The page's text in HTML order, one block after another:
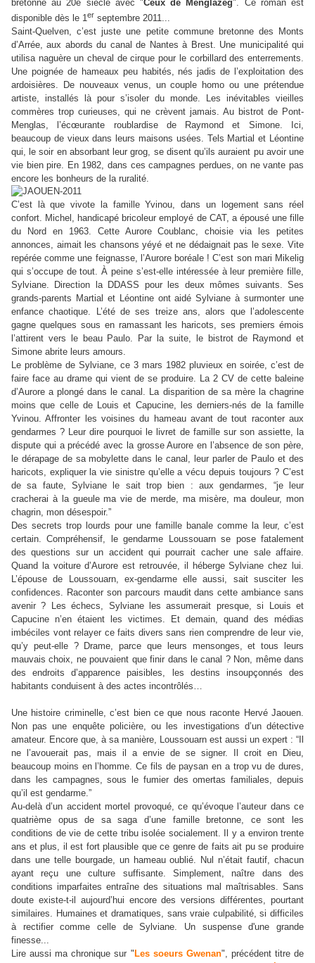
bretonne au 20e siècle avec "Ceux de Menglazeg". Ce roman est
disponible dès le 1er septembre 2011...
Saint-Quelven, c’est juste une petite commune bretonne des Monts
d’Arrée, aux abords du canal de Nantes à Brest. Une municipalité qui
utilisa naguère un cheval de cirque pour le corbillard des enterrements.
Une poignée de hameaux peu habités, nés jadis de l’exploitation des
ardoisières. De nouveaux venus, un couple homo ou une prétendue
artiste, installés là pour s’isoler du monde. Les inévitables vieilles
commères trop curieuses, qui ne crèvent jamais. Au bistrot de Pont-
Menglas, l’écœurante roublardise de Raymond et Simone. Ici,
beaucoup de vieux dans leurs maisons usées. Tels Martial et Léontine
qui, le soir en absorbant leur grog, se disent qu’ils auraient pu avoir une
vie bien pire. En 1982, dans ces campagnes perdues, on ne vante pas
encore les bonheurs de la ruralité.
C’est là que vivote la famille Yvinou, dans un logement sans réel
confort. Michel, handicapé bricoleur employé de CAT, a épousé une fille
du Nord en 1963. Cette Aurore Coublanc, choisie via les petites
annonces, aimait les chansons yéyé et ne dédaignait pas le sexe. Vite
repérée comme une feignasse, l’Aurore boréale ! C’est son mari Mikelig
qui s’occupe de tout. À peine s’est-elle intéressée à leur première fille,
Sylviane. Direction la DDASS pour les deux mômes suivants. Ses
grands-parents Martial et Léontine ont aidé Sylviane à surmonter une
enfance chaotique. L’été de ses treize ans, alors que l’adolescente
gagne quelques sous en ramassant les haricots, ses premiers émois
l’attirent vers le beau Paulo. Par la suite, le bistrot de Raymond et
Simone abrite leurs amours.
Le problème de Sylviane, ce 3 mars 1982 pluvieux en soirée, c’est de
faire face au drame qui vient de se produire. La 2 CV de cette baleine
d’Aurore a plongé dans le canal. La disparition de sa mère la chagrine
moins que celle de Louis et Capucine, les derniers-nés de la famille
Yvinou. Affronter les voisines du hameau avant de tout raconter aux
gendarmes ? Leur dire pourquoi le livret de famille sur son assiette, la
dispute qui a précédé avec la grosse Aurore en l’absence de son père,
le dérapage de sa mobylette dans le canal, leur parler de Paulo et des
haricots, expliquer la vie sinistre qu’elle a vécu depuis toujours ? C’est
de sa faute, Sylviane le sait trop bien : aux gendarmes, “je leur
cracherai à la gueule ma vie de merde, ma misère, ma douleur, mon
chagrin, mon désespoir. ”
Des secrets trop lourds pour une famille banale comme la leur, c’est
certain. Compréhensif, le gendarme Loussouarn se pose fatalement
des questions sur un accident qui pourrait cacher une sale affaire.
Quand la voiture d’Aurore est retrouvée, il héberge Sylviane chez lui.
L’épouse de Loussouarn, ex-gendarme elle aussi, sait susciter les
confidences. Raconter son parcours maudit dans cette ambiance sans
avenir ? Les échecs, Sylviane les assumerait presque, si Louis et
Capucine n’en étaient les victimes. Et demain, quand des médias
imbéciles vont relayer ce faits divers sans rien comprendre de leur vie,
qu’y peut-elle ? Drame, parce que leurs mensonges, et tous leurs
mauvais choix, ne pouvaient que finir dans le canal ? Non, même dans
des endroits d’apparence paisibles, les destins insoupçonnés des
habitants conduisent à des actes incontrôlés…
Une histoire criminelle, c’est bien ce que nous raconte Hervé Jaouen.
Non pas une enquête policière, ou les investigations d’un détective
amateur. Encore que, à sa manière, Loussouarn est aussi un expert : “Il
ne l’avouerait pas, mais il a envie de se signer. Il croit en Dieu,
beaucoup moins en l’homme. Ce fils de paysan en a trop vu de dures,
dans les campagnes, sous le fumier des omertas familiales, depuis
qu’il est gendarme. ”
Au-delà d’un accident mortel provoqué, ce qu’évoque l’auteur dans ce
quatrième opus de sa saga d’une famille bretonne, ce sont les
conditions de vie de cette tribu isolée socialement. Il y a environ trente
ans et plus, il est fort plausible que ce genre de faits ait pu se produire
dans une telle bourgade, un hameau oublié. Nul n’était fautif, chacun
ayant reçu une culture suffisante. Simplement, naître dans des
conditions imparfaites entraîne des situations mal maîtrisables. Sans
doute existe-t-il aujourd’hui encore des versions différentes, pourtant
similaires. Humaines et dramatiques, sans vraie culpabilité, si difficiles
à rectifier comme celle de Sylviane. Un suspense d'une grande
finesse...
Lire aussi ma chronique sur "Les soeurs Gwenan", précédent titre de